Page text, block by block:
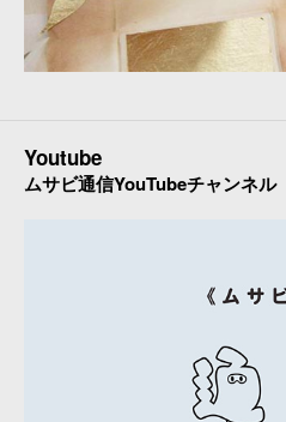
Youtube
ムサビ通信YouTubeチャンネル